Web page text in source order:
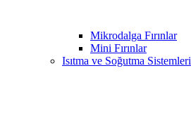
Mikrodalga Fırınlar
Mini Fırınlar
Isıtma ve Soğutma Sistemleri